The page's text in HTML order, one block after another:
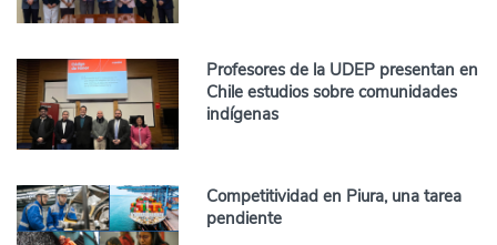
Profesores de la UDEP presentan en
Chile estudios sobre comunidades
indígenas
Competitividad en Piura, una tarea
pendiente